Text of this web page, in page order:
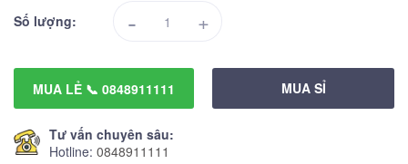
Số lượng: - +
MUA LẺ 📞 0848911111 MUA SỈ
Tư vấn chuyên sâu:
Hotline: 0848911111